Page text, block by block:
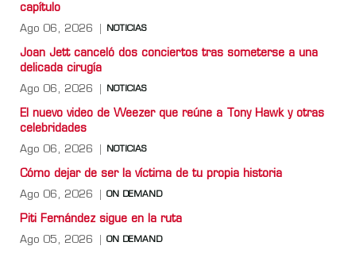
capítulo
Ago 06, 2026 NOTICIAS
Joan Jett canceló dos conciertos tras someterse a una
delicada cirugía
Ago 06, 2026 NOTICIAS
El nuevo video de Weezer que reúne a Tony Hawk y otras
celebridades
Ago 06, 2026 NOTICIAS
Cómo dejar de ser la víctima de tu propia historia
Ago 06, 2026 ON DEMAND
Piti Fernández sigue en la ruta
Ago 05, 2026 ON DEMAND